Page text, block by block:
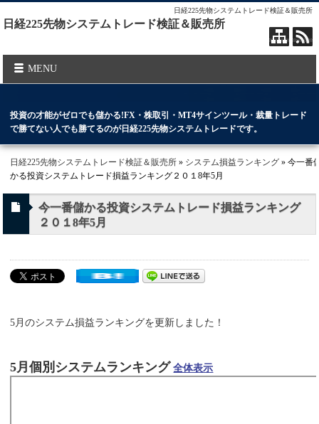
日経225先物システムトレード検証＆販売所
日経225先物システムトレード検証＆販売所
MENU
投資の才能がゼロでも儲かる!FX・株取引・MT4サインツール・裁量トレード
で勝てない人でも勝てるのが日経225先物システムトレードです。
日経225先物システムトレード検証＆販売所 » システム損益ランキング » 今一番
かる投資システムトレード損益ランキング２０１8年5月
今一番儲かる投資システムトレード損益ランキング
２０１8年5月
5月のシステム損益ランキングを更新しました！
5月個別システムランキング 全体表示